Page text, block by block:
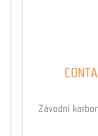
Závodní